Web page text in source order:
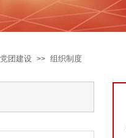
党团建设 >> 组织制度